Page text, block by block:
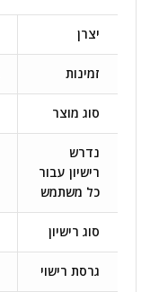
יצרן
זמינות
סוג מוצר
נדרש
רישיון עבור
כל משתמש
סוג רישיון
גרסת רישוי